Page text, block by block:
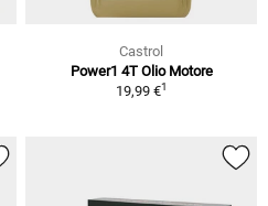
Castrol
Power1 4T Olio Motore
19,99 €1